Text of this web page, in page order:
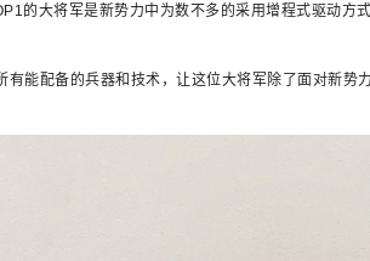
的大将军是新势力中为数不多的采用增程式驱动方
能配备的兵器和技术，让这位大将军除了面对新势